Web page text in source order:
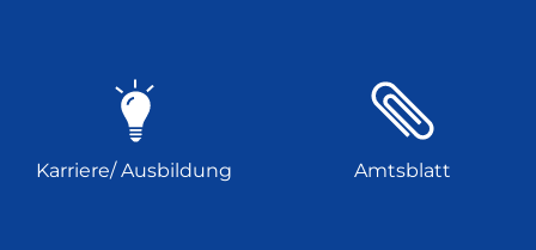
Karriere/ Ausbildung Amtsblatt